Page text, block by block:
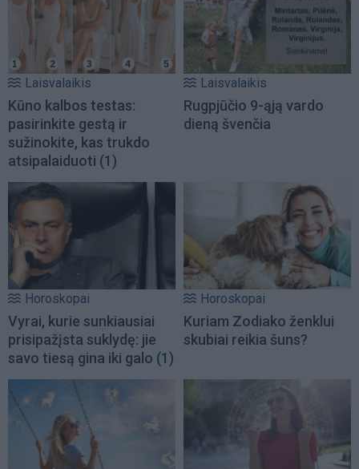
Laisvalaikis
Kūno kalbos testas:
pasirinkite gestą ir
sužinokite, kas trukdo
atsipalaiduoti (1)
Laisvalaikis
Rugpjūčio 9-ąją vardo
dieną švenčia
Horoskopai
Vyrai, kurie sunkiausiai
prisipažįsta suklydę: jie
savo tiesą gina iki galo (1)
Horoskopai
Kuriam Zodiako ženklui
skubiai reikia šuns?